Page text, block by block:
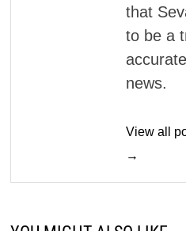
that
to be a
news.
View all
→